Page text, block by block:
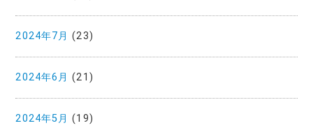
2024年7月 (23)
2024年6月 (21)
2024年5月 (19)